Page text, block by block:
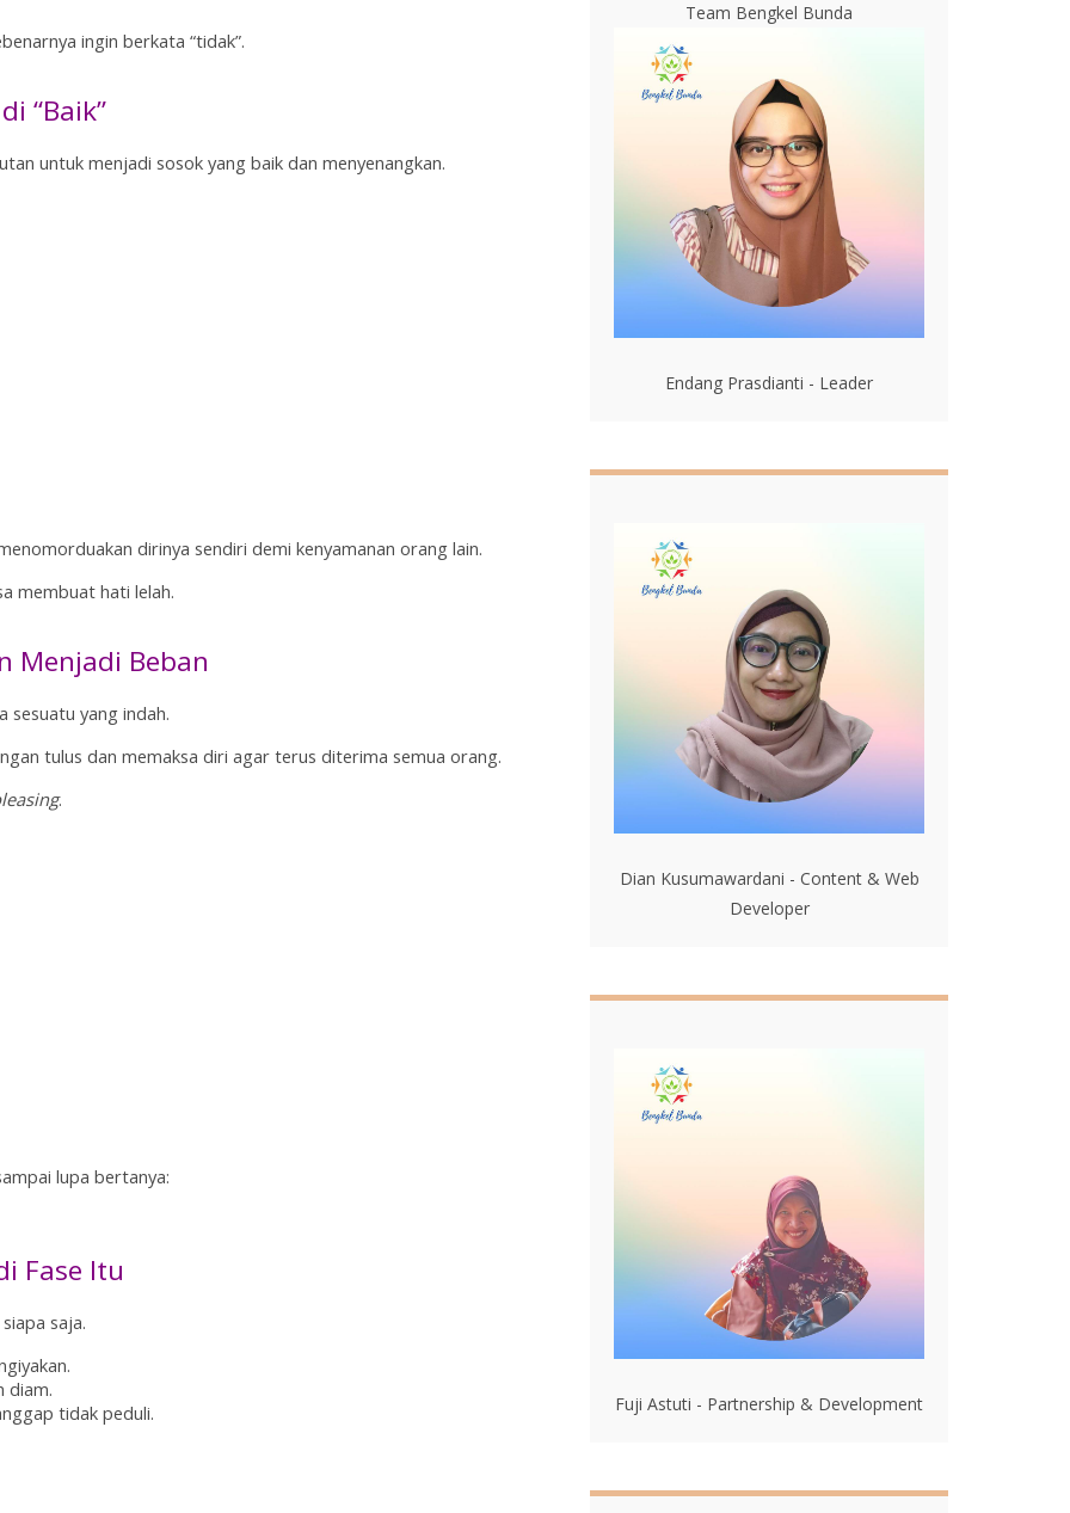
ingin berkata “tidak”.
“Baik”
untuk menjadi sosok yang baik dan menyenangkan.
dirinya sendiri demi kenyamanan orang lain.
membuat hati lelah.
Menjadi Beban
sesuatu yang indah.
tulus dan memaksa diri agar terus diterima semua orang.
.
lupa bertanya:
Fase Itu
saja.
diam.
tidak peduli.
Team Bengkel Bunda
Endang Prasdianti - Leader
Dian Kusumawardani - Content & Web
Developer
Fuji Astuti - Partnership & Development